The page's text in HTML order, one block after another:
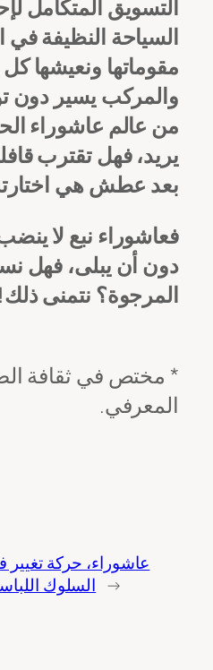
التسويق المتكامل
السياحة النظيفة في
مقوماتها ونعيشها
والمركب يسير دون
من عالم عاشوراء
يريد، فهل تقترب
بعد عطش هي
فعاشوراء نبع لا
دون أن يبلى، فهل
المرجوة؟ نتمنى ذلك!
* مختص في ثقافة
المعرفي.
عاشوراء، حركة تغيير
السلوك →